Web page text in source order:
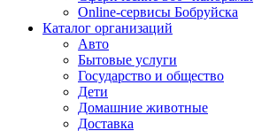
Online-сервисы Бобруйска
Каталог организаций
Авто
Бытовые услуги
Государство и общество
Дети
Домашние животные
Доставка